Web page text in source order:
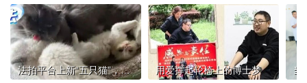
法拍平台上新“五只猫”，宠物能抵债吗？ 用爱撑起轮椅上的博士梦